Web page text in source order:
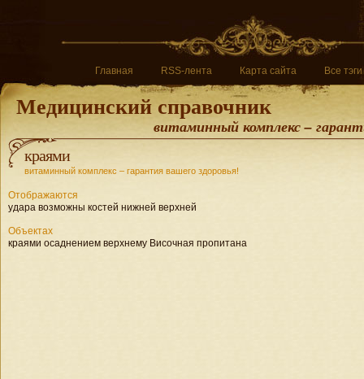
Главная RSS-лента Карта сайта Все тэги
Медицинский справочник
витаминный комплекс –
краями
витаминный комплекс – гарантия вашего здоровья!
Отображаются
удара возможны костей нижней верхней
Объектах
краями осаднением верхнему Височная пропитана